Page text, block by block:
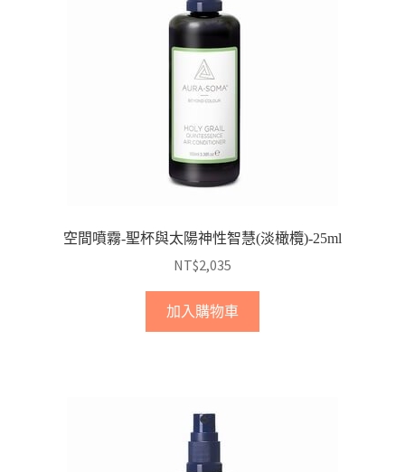
空間噴霧-聖杯與太陽神性智慧(淡橄欖)-25ml
NT$2,035
加入購物車